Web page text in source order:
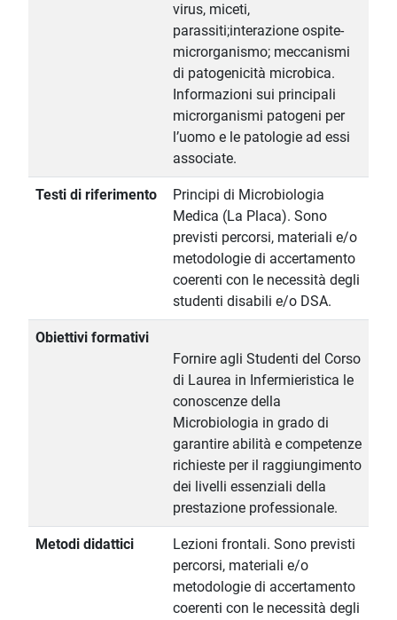
virus, miceti,
parassiti;interazione ospite-
microrganismo; meccanismi
di patogenicità microbica.
Informazioni sui principali
microrganismi patogeni per
l’uomo e le patologie ad essi
associate.
Testi di riferimento
Principi di Microbiologia
Medica (La Placa). Sono
previsti percorsi, materiali e/o
metodologie di accertamento
coerenti con le necessità degli
studenti disabili e/o DSA.
Obiettivi formativi
Fornire agli Studenti del Corso
di Laurea in Infermieristica le
conoscenze della
Microbiologia in grado di
garantire abilità e competenze
richieste per il raggiungimento
dei livelli essenziali della
prestazione professionale.
Metodi didattici
Lezioni frontali. Sono previsti
percorsi, materiali e/o
metodologie di accertamento
coerenti con le necessità degli